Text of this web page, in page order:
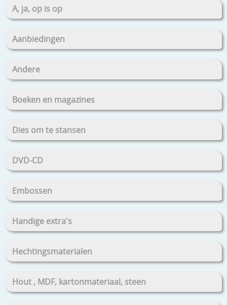
A, ja, op is op
Aanbiedingen
Andere
Boeken en magazines
Dies om te stansen
DVD-CD
Embossen
Handige extra's
Hechtingsmaterialen
Hout , MDF, kartonmateriaal, steen